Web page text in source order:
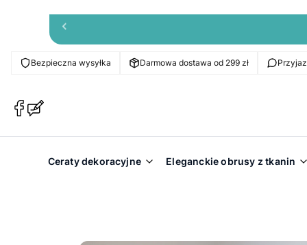
Bezpieczna wysyłka Darmowa dostawa od 299 zł
nowej
karcie)
Ceraty dekoracyjne Eleganckie obrusy z tkanin